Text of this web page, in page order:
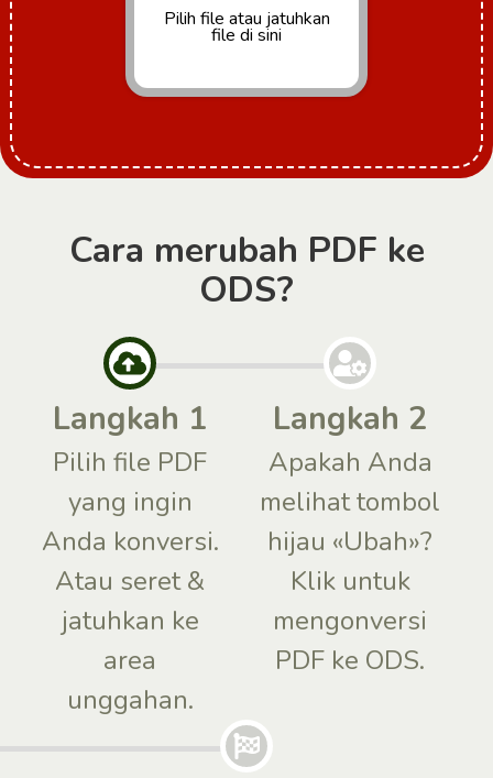
Pilih file atau jatuhkan
file di sini
Cara merubah PDF ke
ODS?
Langkah 1
Pilih file PDF
yang ingin
Anda konversi.
Atau seret &
jatuhkan ke
area
unggahan.
Langkah 2
Apakah Anda
melihat tombol
hijau «Ubah»?
Klik untuk
mengonversi
PDF ke ODS.